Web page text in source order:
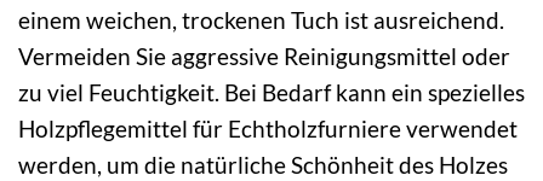
einem weichen, trockenen Tuch ist ausreichend.
Vermeiden Sie aggressive Reinigungsmittel oder
zu viel Feuchtigkeit. Bei Bedarf kann ein spezielles
Holzpflegemittel für Echtholzfurniere verwendet
werden, um die natürliche Schönheit des Holzes